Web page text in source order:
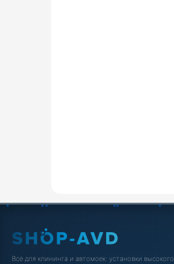
Всё для клининга и автомоек: установки высокого